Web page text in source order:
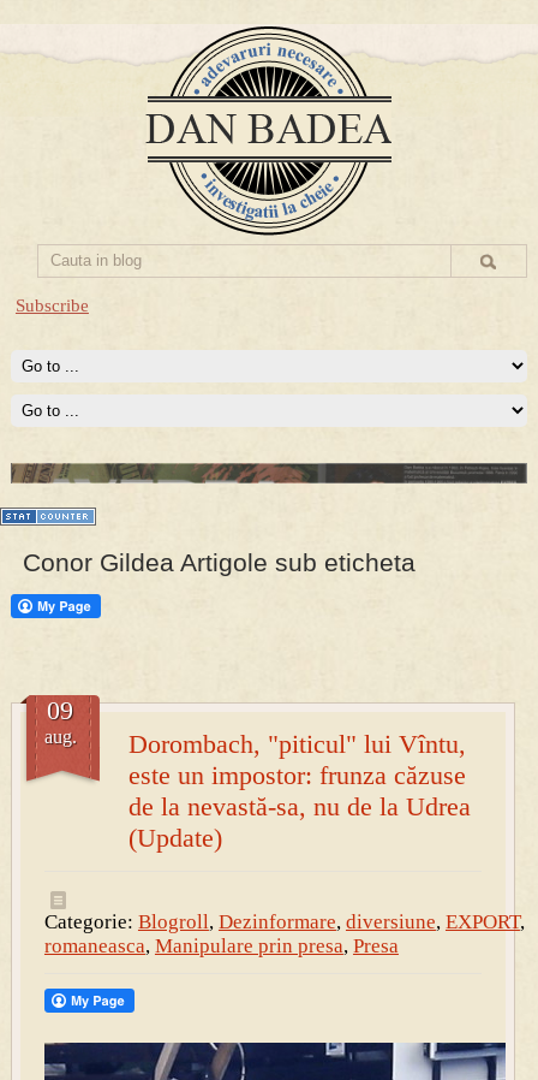
Subscribe
Prima mea carte publicata (Nemira)
Averea Presedintelui: prima lucrare despre controversatele
conturi secrete ale Securitatii.
Conor Gildea Artigole sub eticheta
Dorombach, "piticul" lui Vîntu,
este un impostor: frunza căzuse
de la nevastă-sa, nu de la Udrea
(Update)
09
aug.
Categorie: Blogroll, Dezinformare, diversiune, EXPORT,
romaneasca, Manipulare prin presa, Presa